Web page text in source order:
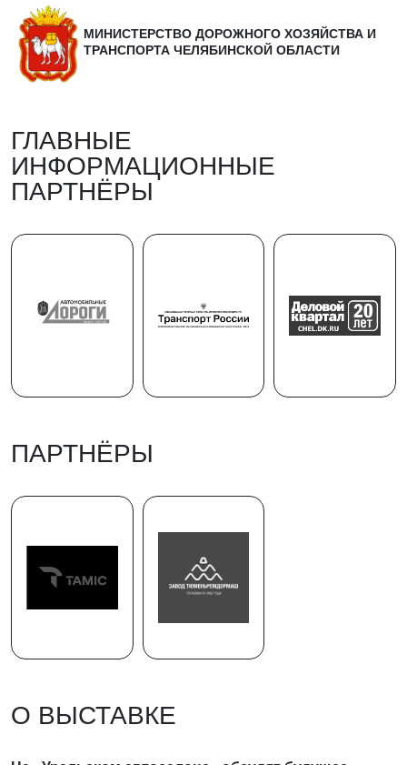
МИНИСТЕРСТВО ДОРОЖНОГО ХОЗЯЙСТВА И
ТРАНСПОРТА ЧЕЛЯБИНСКОЙ ОБЛАСТИ
ГЛАВНЫЕ
ИНФОРМАЦИОННЫЕ
ПАРТНЁРЫ
ПАРТНЁРЫ
О ВЫСТАВКЕ